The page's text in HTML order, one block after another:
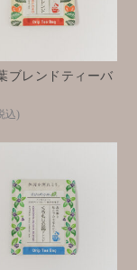
ブレンドティーバ
込)